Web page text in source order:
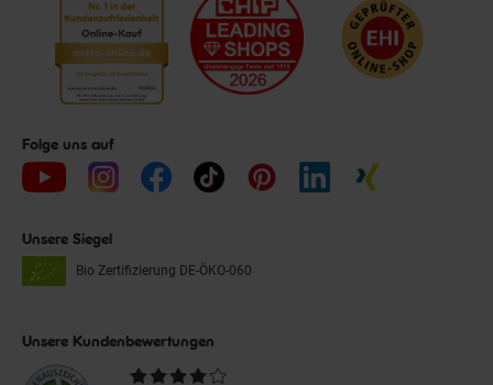
Folge uns auf
Unsere Siegel
Bio Zertifizierung DE-ÖKO-060
Unsere Kundenbewertungen
Durchschnittliche